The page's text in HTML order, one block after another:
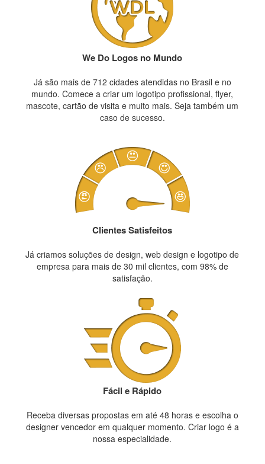
We Do Logos no Mundo
Já são mais de 712 cidades atendidas no Brasil e no
mundo. Comece a criar um logotipo profissional, flyer,
mascote, cartão de visita e muito mais. Seja também um
caso de sucesso.
Clientes Satisfeitos
Já criamos soluções de design, web design e logotipo de
empresa para mais de 30 mil clientes, com 98% de
satisfação.
Fácil e Rápido
Receba diversas propostas em até 48 horas e escolha o
designer vencedor em qualquer momento. Criar logo é a
nossa especialidade.